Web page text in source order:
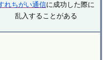
れちがい通信に成功した際に
乱入することがある